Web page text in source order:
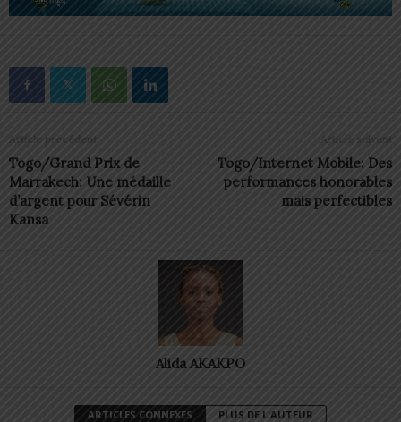
Article précédent
Togo/Grand Prix de
Marrakech: Une médaille
d’argent pour Sévérin
Kansa
Article suivant
Togo/Internet Mobile: Des
performances honorables
mais perfectibles
Alida AKAKPO
ARTICLES CONNEXES PLUS DE L'AUTEUR